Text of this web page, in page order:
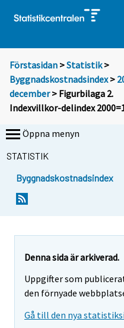
Förstasidan >Statistik >
Byggnadskostnadsindex>
december> Figurbilaga 2.
Indexvillkor-delindex
Öppna menyn
STATISTIK
Byggnadskostnadsindex
Denna sida är arkiverad.
Uppgifter som
den förnyade
Gå till den nya